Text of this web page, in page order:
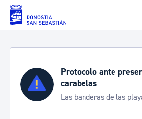
Saltar al contenido principal
Protocolo ante
carabelas
Las banderas de las